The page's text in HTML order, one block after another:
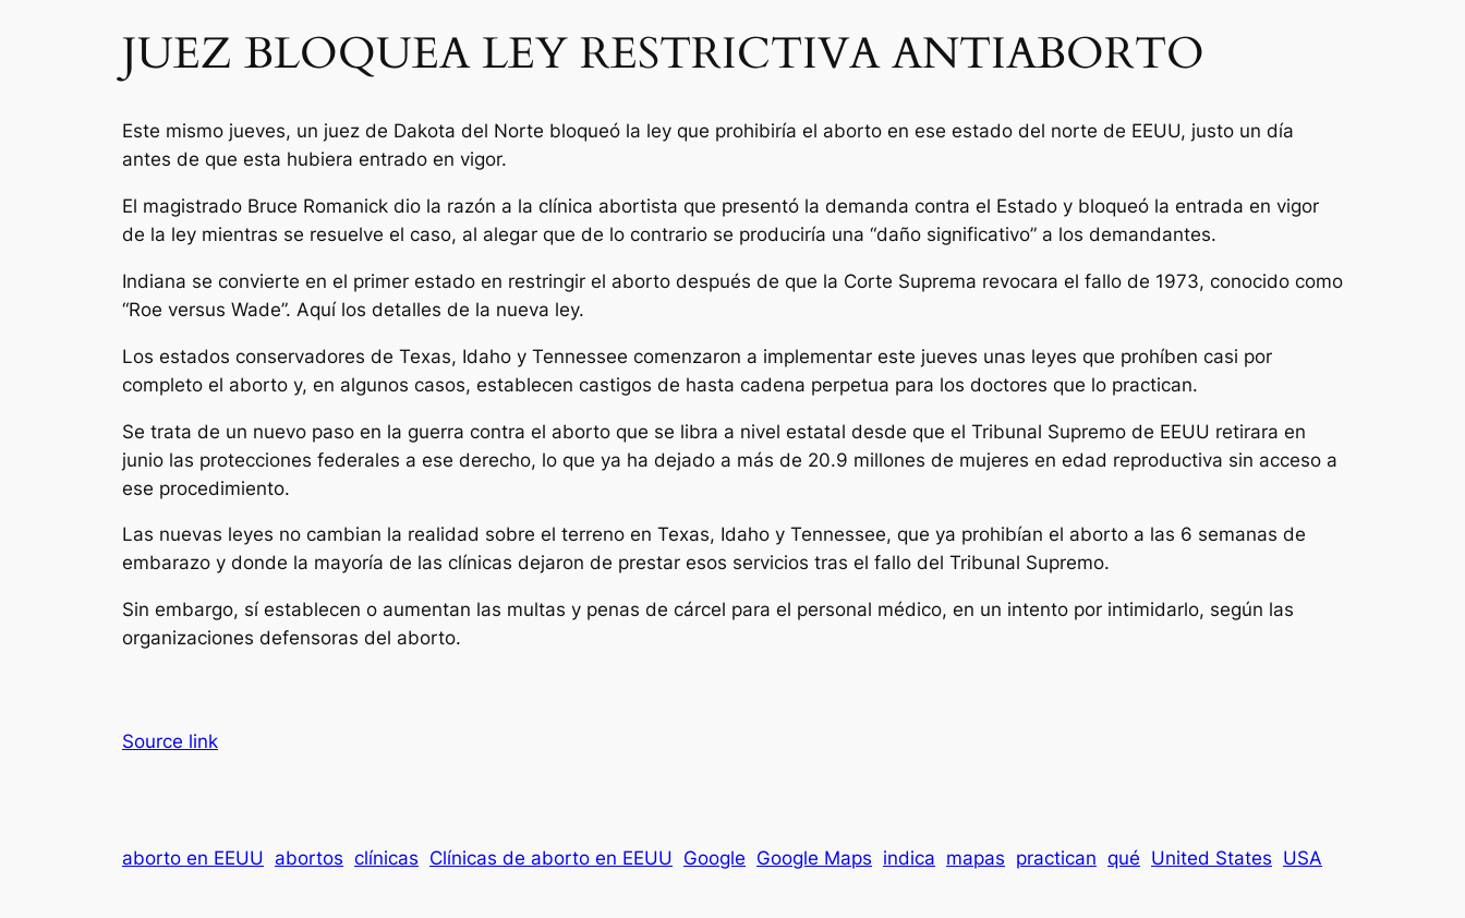
JUEZ BLOQUEA LEY RESTRICTIVA ANTIABORTO
Este mismo jueves, un juez de Dakota del Norte bloqueó la ley que prohibiría el aborto en ese estado del norte de EEUU, justo un día
antes de que esta hubiera entrado en vigor.
El magistrado Bruce Romanick dio la razón a la clínica abortista que presentó la demanda contra el Estado y bloqueó la entrada en vigor
de la ley mientras se resuelve el caso, al alegar que de lo contrario se produciría una “daño significativo” a los demandantes.
Indiana se convierte en el primer estado en restringir el aborto después de que la Corte Suprema revocara el fallo de 1973, conocido como
“Roe versus Wade”. Aquí los detalles de la nueva ley.
Los estados conservadores de Texas, Idaho y Tennessee comenzaron a implementar este jueves unas leyes que prohíben casi por
completo el aborto y, en algunos casos, establecen castigos de hasta cadena perpetua para los doctores que lo practican.
Se trata de un nuevo paso en la guerra contra el aborto que se libra a nivel estatal desde que el Tribunal Supremo de EEUU retirara en
junio las protecciones federales a ese derecho, lo que ya ha dejado a más de 20.9 millones de mujeres en edad reproductiva sin acceso a
ese procedimiento.
Las nuevas leyes no cambian la realidad sobre el terreno en Texas, Idaho y Tennessee, que ya prohibían el aborto a las 6 semanas de
embarazo y donde la mayoría de las clínicas dejaron de prestar esos servicios tras el fallo del Tribunal Supremo.
Sin embargo, sí establecen o aumentan las multas y penas de cárcel para el personal médico, en un intento por intimidarlo, según las
organizaciones defensoras del aborto.
Source link
aborto en EEUU abortos clínicas Clínicas de aborto en EEUU Google Google Maps indica mapas practican qué United States USA